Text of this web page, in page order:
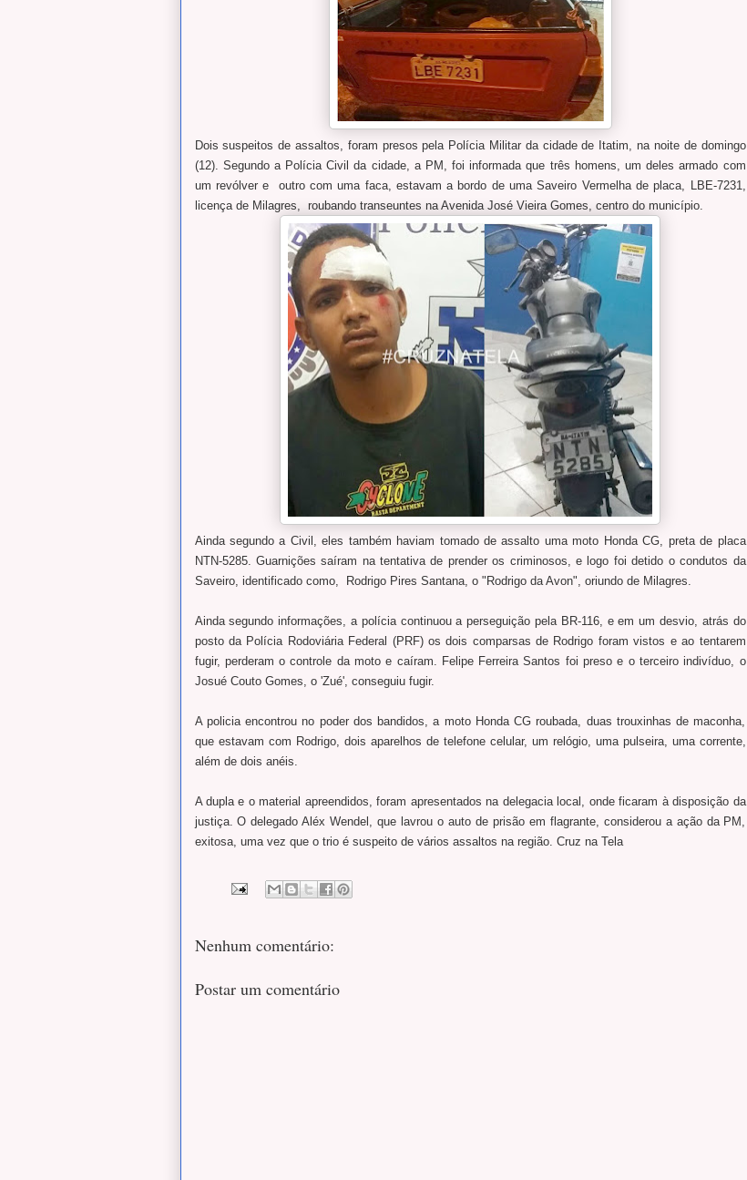
Dois suspeitos de assaltos, foram presos pela Polícia Militar da cidade de Itatim, na noite de domingo
(12). Segundo a Polícia Civil da cidade, a PM, foi informada que três homens, um deles armado com
um revólver e outro com uma faca, estavam a bordo de uma Saveiro Vermelha de placa, LBE-7231,
licença de Milagres, roubando transeuntes na Avenida José Vieira Gomes, centro do município.
Ainda segundo a Civil, eles também haviam tomado de assalto uma moto Honda CG, preta de placa
NTN-5285. Guarnições saíram na tentativa de prender os criminosos, e logo foi detido o condutos da
Saveiro, identificado como, Rodrigo Pires Santana, o "Rodrigo da Avon", oriundo de Milagres.
Ainda segundo informações, a polícia continuou a perseguição pela BR-116, e em um desvio, atrás do
posto da Polícia Rodoviária Federal (PRF) os dois comparsas de Rodrigo foram vistos e ao tentarem
fugir, perderam o controle da moto e caíram. Felipe Ferreira Santos foi preso e o terceiro indivíduo, o
Josué Couto Gomes, o 'Zué', conseguiu fugir.
A policia encontrou no poder dos bandidos, a moto Honda CG roubada, duas trouxinhas de maconha,
que estavam com Rodrigo, dois aparelhos de telefone celular, um relógio, uma pulseira, uma corrente,
além de dois anéis.
A dupla e o material apreendidos, foram apresentados na delegacia local, onde ficaram à disposição da
justiça. O delegado Aléx Wendel, que lavrou o auto de prisão em flagrante, considerou a ação da PM,
exitosa, uma vez que o trio é suspeito de vários assaltos na região. Cruz na Tela
Nenhum comentário:
Postar um comentário